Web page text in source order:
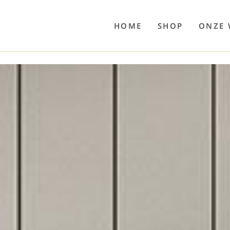
HOME SHOP ONZE